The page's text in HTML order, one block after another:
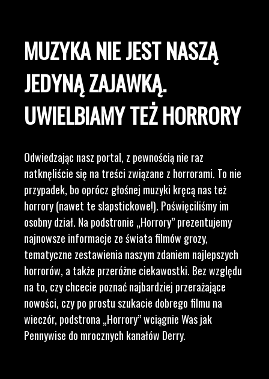
MUZYKA NIE JEST NASZĄ
JEDYNĄ ZAJAWKĄ.
UWIELBIAMY TEŻ HORRORY
Odwiedzając nasz portal, z pewnością nie raz
natknęliście się na treści związane z horrorami. To nie
przypadek, bo oprócz głośnej muzyki kręcą nas też
horrory (nawet te slapstickowe!). Poświęciliśmy im
osobny dział. Na podstronie „Horrory” prezentujemy
najnowsze informacje ze świata filmów grozy,
tematyczne zestawienia naszym zdaniem najlepszych
horrorów, a także przeróżne ciekawostki. Bez względu
na to, czy chcecie poznać najbardziej przerażające
nowości, czy po prostu szukacie dobrego filmu na
wieczór, podstrona „Horrory” wciągnie Was jak
Pennywise do mrocznych kanałów Derry.